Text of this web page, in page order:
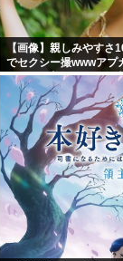
【画像】親しみやす
でセクシー撮wwwアプ
ーイ」で美スタイルを